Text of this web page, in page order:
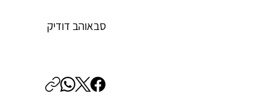
סבאוהב דודיק